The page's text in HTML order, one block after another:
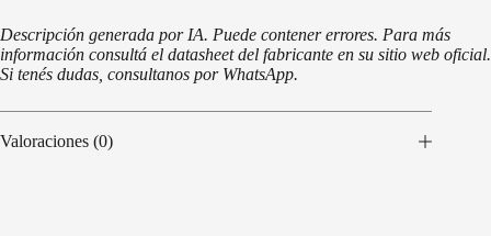
Descripción generada por IA. Puede contener errores. Para más
información consultá el datasheet del fabricante en su sitio web oficial.
Si tenés dudas, consultanos por WhatsApp.
Valoraciones (0)